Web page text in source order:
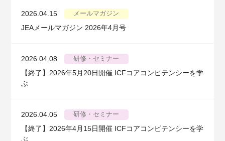
2026.04.15 メールマガジン
JEAメールマガジン 2026年4月号
2026.04.08 研修・セミナー
【終了】2026年5月20日開催 ICFコアコンピテンシーを学
ぶ
2026.04.05 研修・セミナー
【終了】2026年4月15日開催 ICFコアコンピテンシーを学
ぶ